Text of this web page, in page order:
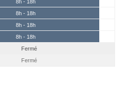
8h - 18h
8h - 18h
8h - 18h
8h - 18h
Fermé
Fermé